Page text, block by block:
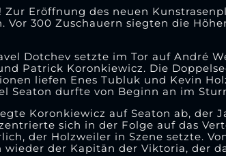
Eröffnung des neuen
Vor 300 Zuschauern siegten die
Dotchev setzte im Tor auf André
Patrick Koronkiewicz. Die
liefen Enes Tubluk und Kevin
Seaton durfte von Beginn an im
Koronkiewicz auf Seaton ab, der
sich in der Folge auf das
der Holzweiler in Szene setzte.
wieder der Kapitän der Viktoria, der